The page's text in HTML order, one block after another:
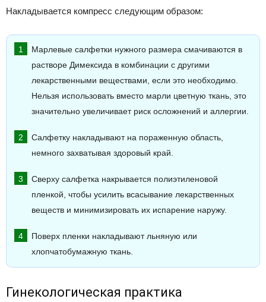
Накладывается компресс следующим образом:
Марлевые салфетки нужного размера смачиваются в
растворе Димексида в комбинации с другими
лекарственными веществами, если это необходимо.
Нельзя использовать вместо марли цветную ткань, это
значительно увеличивает риск осложнений и аллергии.
Салфетку накладывают на пораженную область,
немного захватывая здоровый край.
Сверху салфетка накрывается полиэтиленовой
пленкой, чтобы усилить всасывание лекарственных
веществ и минимизировать их испарение наружу.
Поверх пленки накладывают льняную или
хлопчатобумажную ткань.
Гинекологическая практика